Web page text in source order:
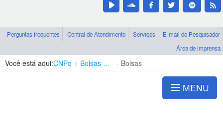
Perguntas frequentes Central de Atendimento Serviços
E-mail do Pesquisador
Área de imprensa
Você está aqui:CNPq Bolsas e Auxílios Vigentes Bolsas
MENU